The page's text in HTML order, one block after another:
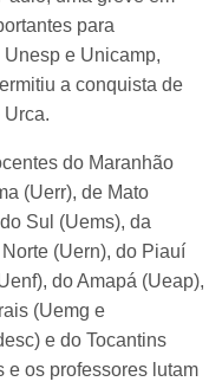
para
e Unicamp,
a conquista de
Urca.
do Maranhão
(Uerr), de Mato
Sul (Uems), da
(Uern), do Piauí
do Amapá (Ueap),
(Uemg e
e do Tocantins
e os professores lutam